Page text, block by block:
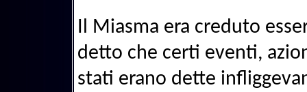
Il Miasma era creduto
detto che certi eventi,
stati erano dette